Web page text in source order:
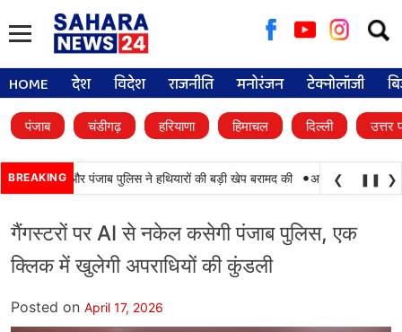
for:
HOME देश विदेश राजनीति मनोरंजन टेक्नोलॉजी
पंजाब चंडीगढ़ हरियाणा हिमाचल दिल्ली उत्तर
BREAKING
BSF और पंजाब पुलिस ने हथियारों की बड़ी खेप बरामद की • अमन अरोड़ा ने
❮ ❚❚ ❯
गैंगस्टरों पर AI से नकेल कसेगी पंजाब पुलिस, एक
क्लिक में खुलेगी अपराधियों की कुंडली
Posted on April 17, 2026